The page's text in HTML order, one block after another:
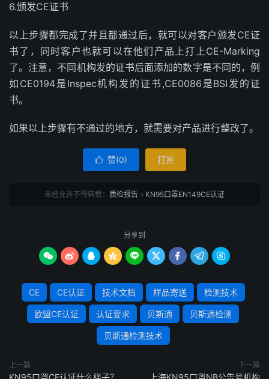
6.颁发CE证书
以上步骤都完成了并且都通过后，就可以对客户颁发CE证
书了，同时客户也就可以在他们产品上打上CE-Marking
了。注意，不同机构发的证书后面添加的数字是不同的，例
如CE0194是Inspec机构发的证书,CE0086是BSI发的证
书。
如果以上步骤有不通过的地方，就需要对产品进行整改了。
 赞(0) 打赏
未经允许不得转载： 质检报告 » KN95口罩EN149CE认证
分享到
        
CE CE认证 技术文档 样品寄送 检测技术
欧盟CE认证 认证要求 贝斯通 贝斯通检测
贝斯通检测技术
上一篇
KN95口罩CE认证什么样子？
下一篇
上海KN95口罩NB公告号机构